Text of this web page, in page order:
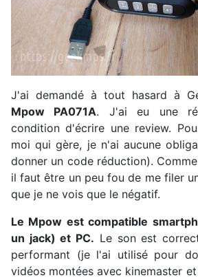
J'ai demandé à tout hasard à
Mpow PA071A. J'ai eu une
condition d'écrire une review.
moi qui gère, je n'ai aucune
donner un code réduction).
il faut être un peu fou de me filer
que je ne vois que le négatif.
Le Mpow est compatible
un jack) et PC. Le son est
performant (je l'ai utilisé pour
vidéos montées avec kinemaster